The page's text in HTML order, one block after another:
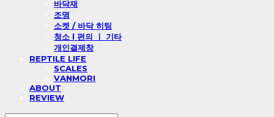
바닥재
조명
소켓 / 바닥 히팅
청소 l 편의 ㅣ 기타
개인결제창
REPTILE LIFE
SCALES
VANMORI
ABOUT
REVIEW